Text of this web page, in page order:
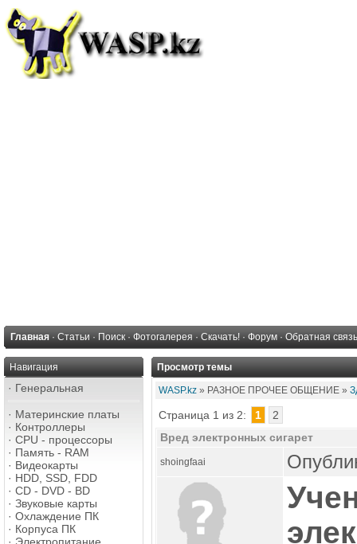
Главная · Статьи · Поиск · Фотогалерея · Скачать! · Форум · Обратная связь
Навигация
· Генеральная
· Материнские платы
· Контроллеры
· CPU - процессоры
· Память - RAM
· Видеокарты
· HDD, SSD, FDD
· CD - DVD - BD
· Звуковые карты
· Охлаждение ПК
· Корпуса ПК
Просмотр темы
WASP.kz » РАЗНОЕ ПРОЧЕЕ ОБЩЕНИЕ »
Страница 1 из 2: 1
2
Вред электронных сигарет
shoingfaai